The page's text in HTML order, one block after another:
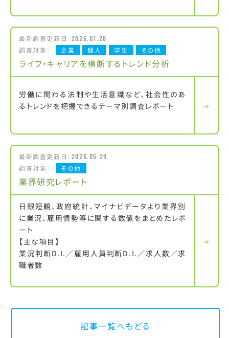
最新調査更新日： 2026.07.28
調査対象：
企業 個人 学生 その他
ライフ・キャリアを横断するトレンド分析
労働に関わる法制や生活意識など、社会性のあ
るトレンドを把握できるテーマ別調査レポート
最新調査更新日： 2026.05.29
調査対象：
その他
業界研究レポート
日銀短観、政府統計、マイナビデータより業界別
に業況、雇用情勢等に関する数値をまとめたレポ
ート
【主な項目】
業況判断D.I.／雇用人員判断D.I.／求人数／求
職者数
記事一覧へもどる